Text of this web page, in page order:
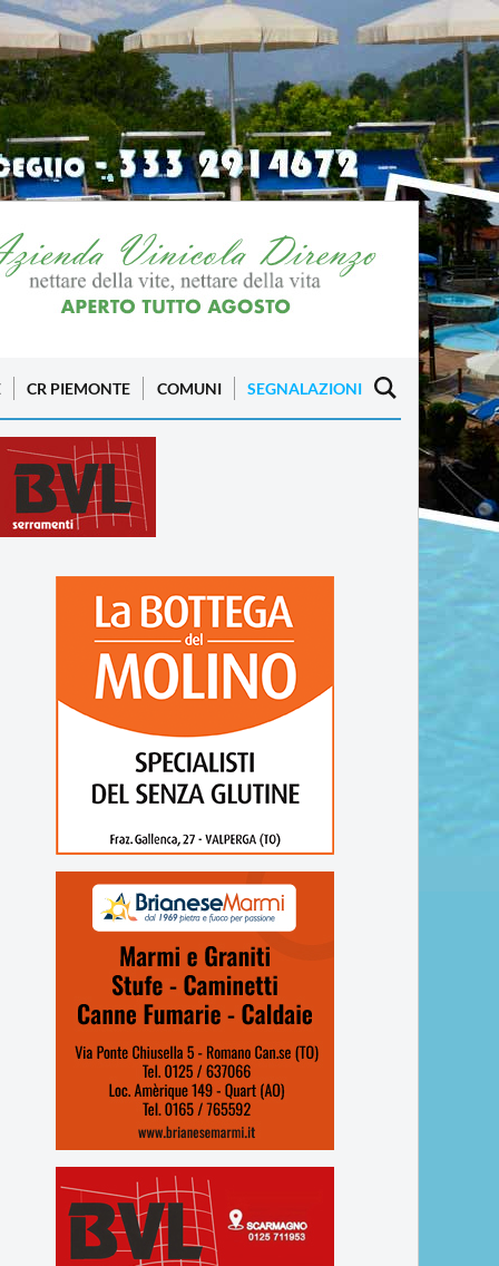
CR PIEMONTE COMUNI SEGNALAZIONI